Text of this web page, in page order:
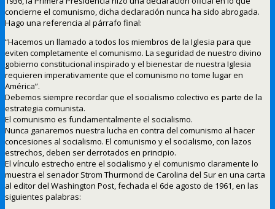
concierne el comunismo, dicha declaración nunca ha sido abrogada.
Hago una referencia al párrafo final:
“Hacemos un llamado a todos los miembros de la Iglesia para que
eviten completamente el comunismo. La seguridad de nuestro divino
gobierno constitucional inspirado y el bienestar de nuestra Iglesia
requieren imperativamente que el comunismo no tome lugar en
América”.
Debemos siempre recordar que el socialismo colectivo es parte de la
estrategia comunista.
El comunismo es fundamentalmente el socialismo.
Nunca ganaremos nuestra lucha en contra del comunismo al hacer
concesiones al socialismo. El comunismo y el socialismo, con lazos
estrechos, deben ser derrotados en principio.
El vínculo estrecho entre el socialismo y el comunismo claramente lo
muestra el senador Strom Thurmond de Carolina del Sur en una carta
al editor del Washington Post, fechada el 6de agosto de 1961, en las
siguientes palabras: